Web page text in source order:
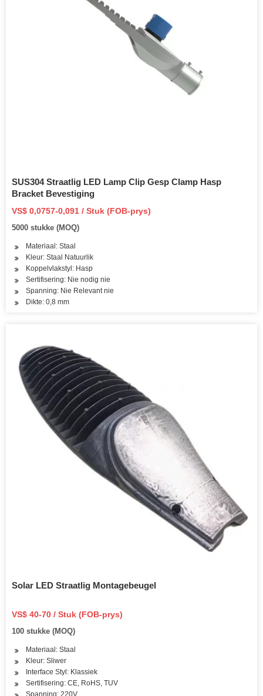
SUS304 Straatlig LED Lamp Clip Gesp Clamp Hasp
Bracket Bevestiging
VS$ 0,0757-0,091 / Stuk (FOB-prys)
5000 stukke (MOQ)
Materiaal: Staal
Kleur: Staal Natuurlik
Koppelvlakstyl: Hasp
Sertifisering: Nie nodig nie
Spanning: Nie Relevant nie
Dikte: 0,8 mm
Solar LED Straatlig Montagebeugel
VS$ 40-70 / Stuk (FOB-prys)
100 stukke (MOQ)
Materiaal: Staal
Kleur: Sliwer
Interface Styl: Klassiek
Sertifisering: CE, RoHS, TUV
Spanning: 220V